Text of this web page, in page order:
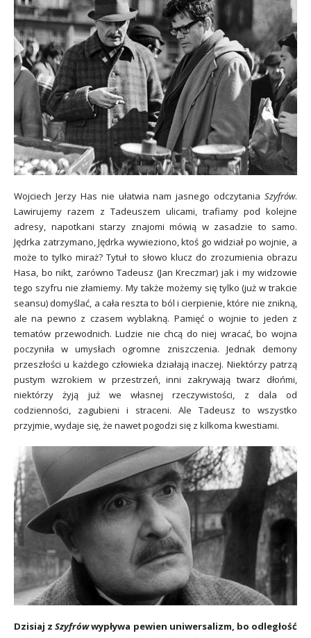
Wojciech Jerzy Has nie ułatwia nam jasnego odczytania Szyfrów.
Lawirujemy razem z Tadeuszem ulicami, trafiamy pod kolejne
adresy, napotkani starzy znajomi mówią w zasadzie to samo.
Jędrka zatrzymano, Jędrka wywieziono, ktoś go widział po wojnie, a
może to tylko miraż? Tytuł to słowo klucz do zrozumienia obrazu
Hasa, bo nikt, zarówno Tadeusz (Jan Kreczmar) jak i my widzowie
tego szyfru nie złamiemy. My także możemy się tylko (już w trakcie
seansu) domyślać, a cała reszta to ból i cierpienie, które nie znikną,
ale na pewno z czasem wyblakną. Pamięć o wojnie to jeden z
tematów przewodnich. Ludzie nie chcą do niej wracać, bo wojna
poczyniła w umysłach ogromne zniszczenia. Jednak demony
przeszłości u każdego człowieka działają inaczej. Niektórzy patrzą
pustym wzrokiem w przestrzeń, inni zakrywają twarz dłońmi,
niektórzy żyją już we własnej rzeczywistości, z dala od
codzienności, zagubieni i straceni. Ale Tadeusz to wszystko
przyjmie, wydaje się, że nawet pogodzi się z kilkoma kwestiami.
Dzisiaj zSzyfrówwypływa pewien uniwersalizm, bo odległość